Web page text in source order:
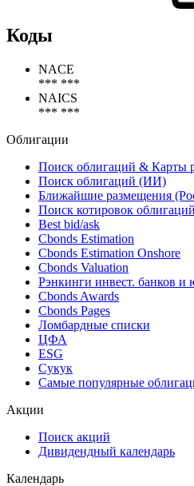
Коды
NACE
*** ***
NAICS
*** ***
Облигации
Поиск облигаций & Карты
Поиск облигаций (ИИ)
Ближайшие размещения
Поиск котировок облигаций
Best bid/ask
Cbonds Estimation
Cbonds Estimation Onshore
Cbonds Valuation
Рэнкинги инвест. банков и
Cbonds Awards
Cbonds Pages
Ломбардные списки
ЦФА
ESG
Сукук
Самые популярные
Акции
Поиск акций
Дивидендный календарь
Календарь